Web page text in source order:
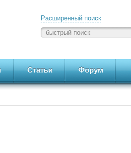
Расширенный поиск
Статьи Форум